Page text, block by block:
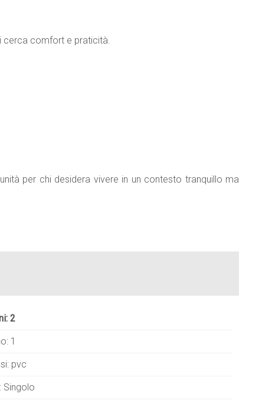
cerca comfort e praticità.
per chi desidera vivere in un contesto tranquillo ma
2
1
pvc
Singolo